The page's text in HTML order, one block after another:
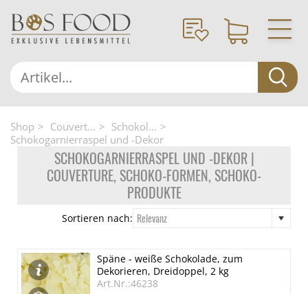
Shop Couvert...
Schokol...
Schokogarnierraspel und -Dekor
SCHOKOGARNIERRASPEL UND -DEKOR |
COUVERTURE, SCHOKO-FORMEN, SCHOKO-
PRODUKTE
Sortieren nach: Relevanz
Späne - weiße Schokolade, zum
Dekorieren, Dreidoppel, 2 kg
Art.Nr.:46238